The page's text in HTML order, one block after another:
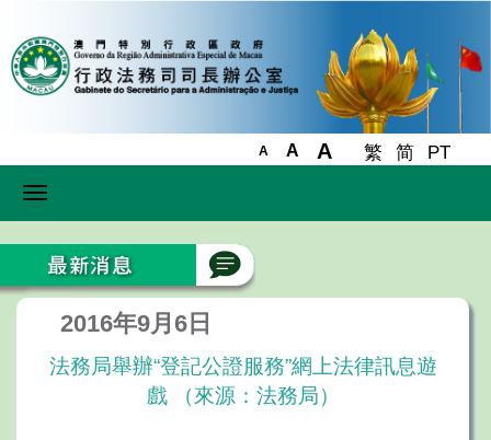
A A A 繁 简 PT
Toggle
2016年9月6日
法務局舉辦“登記公證服務”網上法律訊息遊
戲 （來源：法務局）